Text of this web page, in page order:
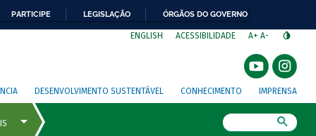
PARTICIPE LEGISLAÇÃO ÓRGÃOS DO GOVERNO
ENGLISH ACESSIBILIDADE A+ A-
DESENVOLVIMENTO SUSTENTÁVEL CONHECIMENTO IMPRENSA